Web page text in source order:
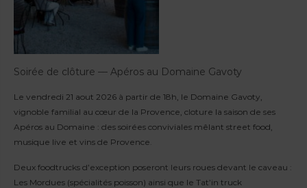
Soirée de clôture — Apéros au Domaine Gavoty
Le vendredi 21 aout 2026 à partir de 18h, le Domaine Gavoty,
vignoble familial au cœur de la Provence, cloture la saison de ses
Apéros au Domaine : des soirées conviviales mêlant street food,
musique live et vins de Provence.
Deux foodtrucks d’exception poseront leurs roues devant le caveau :
Les Mordues (spécialités poisson) ainsi que le Tat’in truck